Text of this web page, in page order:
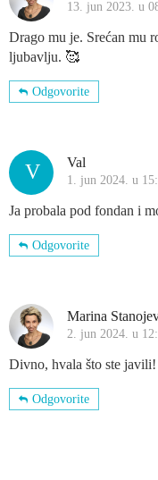
13. jun 2023. u
Drago mu je. Srećan mu
ljubavlju. 🥰
Odgovorite
V Val
1. jun 2024. u
Ja probala pod fondan i
Odgovorite
Marina
2. jun 2024. u
Divno, hvala što ste
Odgovorite